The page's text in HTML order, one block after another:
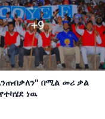
በሚል መሪ ቃል
ነዉ